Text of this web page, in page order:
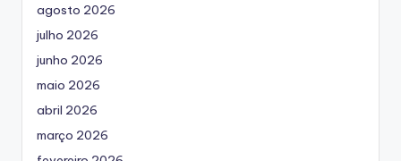
agosto 2026
julho 2026
junho 2026
maio 2026
abril 2026
março 2026